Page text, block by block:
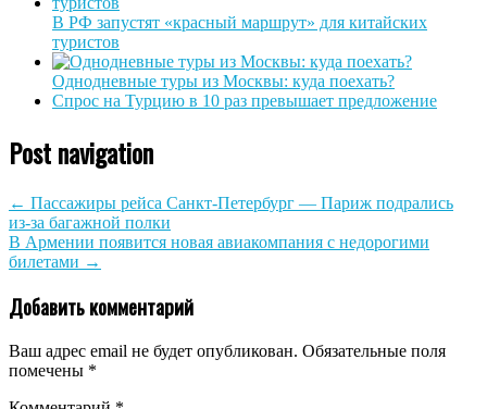
В РФ запустят «красный маршрут» для китайских
туристов
Однодневные туры из Москвы: куда поехать?
Спрос на Турцию в 10 раз превышает предложение
Post navigation
← Пассажиры рейса Санкт-Петербург — Париж подрались
из-за багажной полки
В Армении появится новая авиакомпания с недорогими
билетами →
Добавить комментарий
Ваш адрес email не будет опубликован. Обязательные поля
помечены *